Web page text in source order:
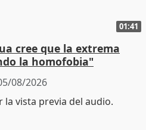
01:41
cree que la extrema
la homofobia"
08/2026